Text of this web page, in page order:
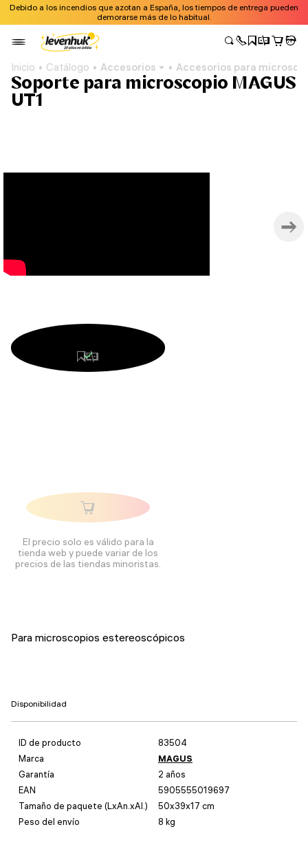
Debido a los incendios que azotan a España, los tiempos de entrega pueden
demorarse más de lo habitual.
Inicio Catálogo Accesorios Accesorios para
Soporte para microscopio MAGUS
UT1
El precio solo es válido para la
tienda web y puede variar de los
precios de las tiendas minoristas.
Para microscopios estereoscópicos
Disponibilidad
ID de producto
83504
Marca
MAGUS
Garantía
2 años
EAN
5905555019697
Tamaño de paquete (LxAn.xAl.)
50x39x17 cm
Peso del envío
8 kg